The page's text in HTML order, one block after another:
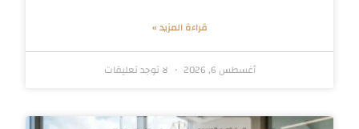
قراءة المزيد »
أغسطس 6, 2026 لا توجد تعليقات